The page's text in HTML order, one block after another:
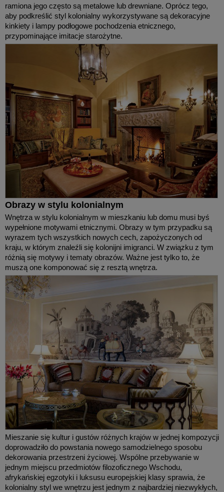
ramiona jego często są metalowe lub drewniane. Oprócz tego,
aby podkreślić styl kolonialny wykorzystywane są dekoracyjne
kinkiety i lampy podłogowe pochodzenia etnicznego,
przypominające imitacje starożytne.
Obrazy w stylu kolonialnym
Wnętrza w stylu kolonialnym w mieszkaniu lub domu musi byś
wypełnione motywami etnicznymi. Obrazy w tym przypadku są
wyrazem tych wszystkich nowych cech, zapożyczonych od
kraju, w którym znaleźli się kolonijni imigranci. W związku z tym
różnią się motywy i tematy obrazów. Ważne jest tylko to, że
muszą one komponować się z resztą wnętrza.
Mieszanie się kultur i gustów różnych krajów w jednej kompozycji
doprowadziło do powstania nowego samodzielnego sposobu
dekorowania przestrzeni życiowej. Wspólne przebywanie w
jednym miejscu przedmiotów filozoficznego Wschodu,
afrykańskiej egzotyki i luksusu europejskiej klasy sprawia, że
kolonialny styl we wnętrzu jest jednym z najbardziej niezwykłych,